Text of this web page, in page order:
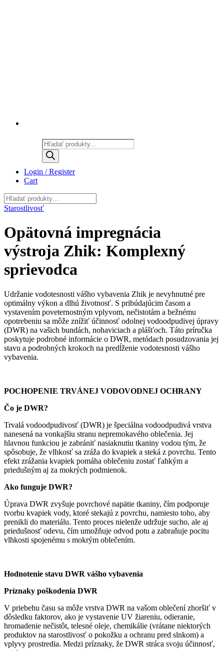
Products
search
Login / Register
Cart
Starostlivosť
Opätovná impregnácia
výstroja Zhik: Komplexný
sprievodca
Udržanie vodotesnosti vášho vybavenia Zhik je nevyhnutné pre
optimálny výkon a dlhú životnosť. S pribúdajúcim časom a
vystavením poveternostným vplyvom, nečistotám a bežnému
opotrebeniu sa môže znížiť účinnosť odolnej vodoodpudivej úpravy
(DWR) na vašich bundách, nohaviciach a plášťoch. Táto príručka
poskytuje podrobné informácie o DWR, metódach posudzovania jej
stavu a podrobných krokoch na predĺženie vodotesnosti vášho
vybavenia.
POCHOPENIE TRVÁNEJ VODOVODNEJ OCHRANY
Čo je DWR?
Trvalá vodoodpudivosť (DWR) je špeciálna vodoodpudivá vrstva
nanesená na vonkajšiu stranu nepremokavého oblečenia. Jej
hlavnou funkciou je zabrániť nasiaknutiu tkaniny vodou tým, že
spôsobuje, že vlhkosť sa zráža do kvapiek a steká z povrchu. Tento
efekt zrážania kvapiek pomáha oblečeniu zostať ľahkým a
priedušným aj za mokrých podmienok.
Ako funguje DWR?
Úprava DWR zvyšuje povrchové napätie tkaniny, čím podporuje
tvorbu kvapiek vody, ktoré stekajú z povrchu, namiesto toho, aby
prenikli do materiálu. Tento proces nielenže udržuje sucho, ale aj
priedušnosť odevu, čím umožňuje odvod potu a zabraňuje pocitu
vlhkosti spojenému s mokrým oblečením.
Hodnotenie stavu DWR vášho vybavenia
Príznaky poškodenia DWR
V priebehu času sa môže vrstva DWR na vašom oblečení zhoršiť v
dôsledku faktorov, ako je vystavenie UV žiareniu, odieranie,
hromadenie nečistôt, telesné oleje, chemikálie (vrátane niektorých
produktov na starostlivosť o pokožku a ochranu pred slnkom) a
vplyvy prostredia. Medzi príznaky, že DWR stráca svoju účinnosť,